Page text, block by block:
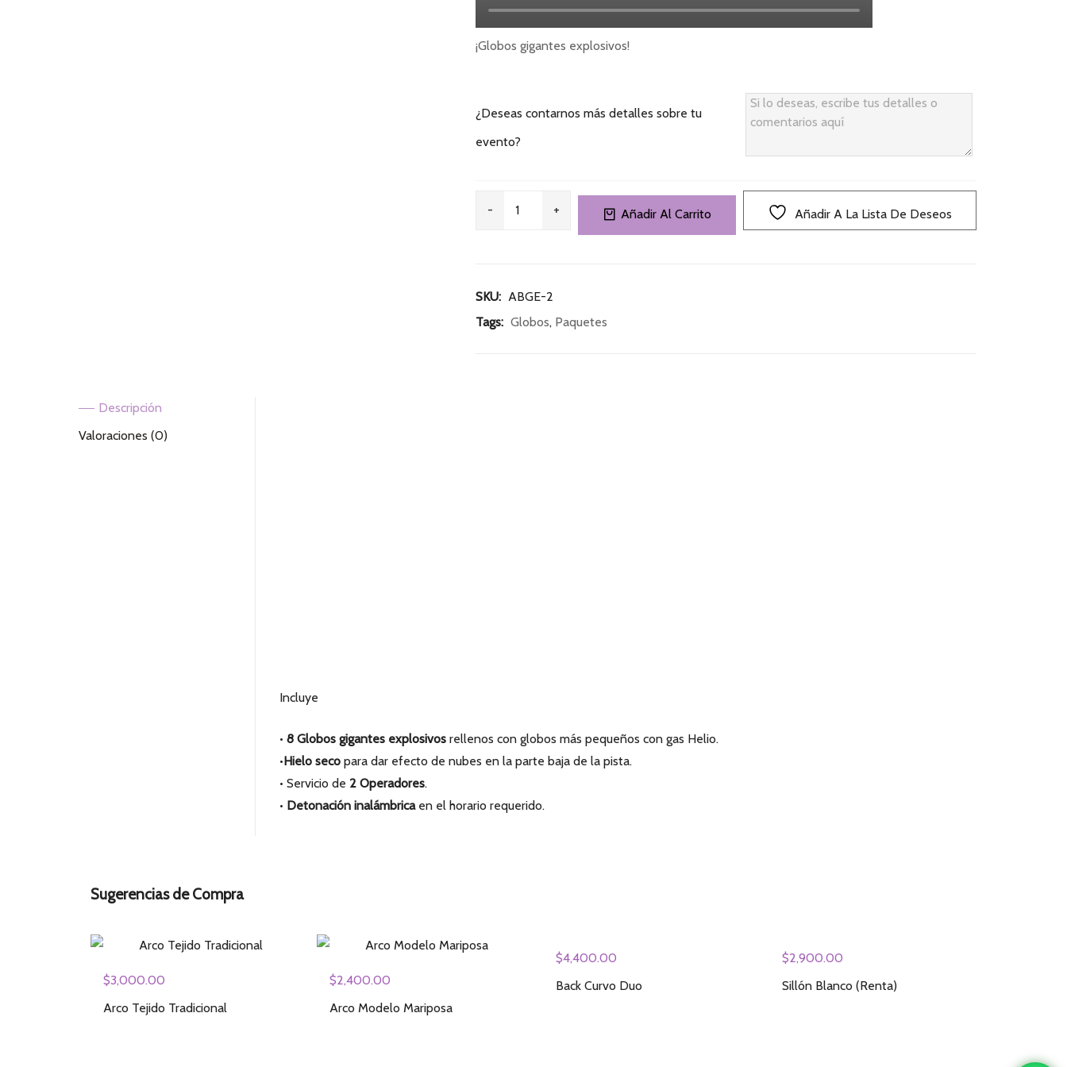
¡Globos gigantes explosivos!
¿Deseas contarnos más detalles sobre tu
evento?
Añadir Al Carrito Añadir A La Lista De Deseos
SKU: ABGE-2
Tags: Globos, Paquetes
Descripción
Valoraciones (0)
Incluye
• 8 Globos gigantes explosivos rellenos con globos más pequeños con gas Helio.
•Hielo seco para dar efecto de nubes en la parte baja de la pista.
• Servicio de 2 Operadores.
• Detonación inalámbricaen el horario requerido.
Sugerencias de Compra
$3,000.00
Arco Tejido Tradicional
$2,400.00
Arco Modelo Mariposa
$4,400.00
Back Curvo Duo
$2,900.00
Sillón Blanco (Renta)